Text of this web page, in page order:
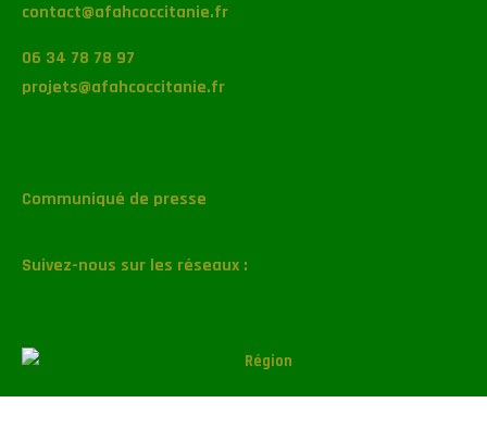
contact@afahcoccitanie.fr
06 34 78 78 97
projets@afahcoccitanie.fr
Communiqué de presse
Suivez-nous sur les réseaux :